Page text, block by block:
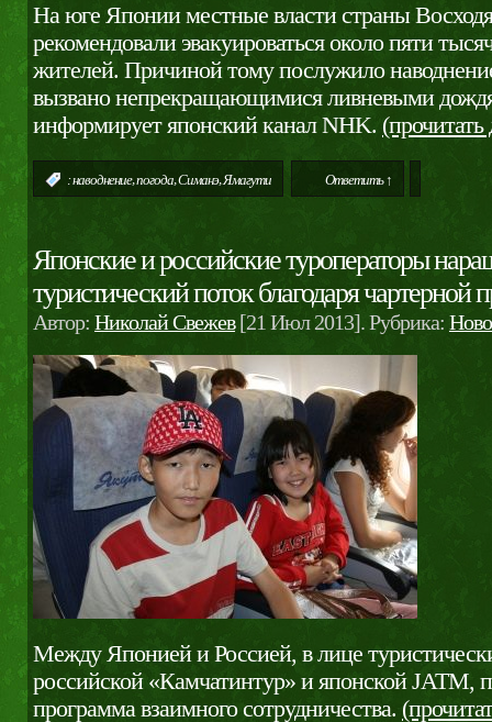
На юге Японии местные власти страны
рекомендовали эвакуироваться около пяти
жителей. Причиной тому послужило
вызвано непрекращающимися ливневыми
информирует японский канал NHK.
:наводнение, погода Симанэ, Ямагути Ответить ↑
Японские и российские туроператоры
туристический поток благодаря чартерной
Автор: Николай Свежев[21 Июл 2013]. Рубрика:
Между Японией и Россией, в лице
российской «Камчатинтур» и японской JATM,
программа взаимного сотрудничества.